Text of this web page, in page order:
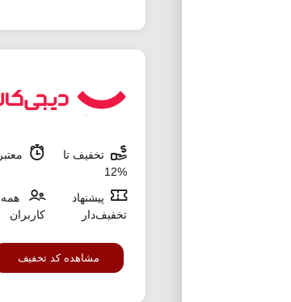
تخفیف تا
%12
معتبر
پیشنهاد
تخفیف‌دار
همه
کاربران
مشاهده کد تخفیف